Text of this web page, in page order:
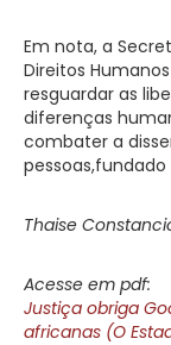
Em nota, a
Direitos
resguardar as
diferenças
combater a
Thaise
Acesse em pdf:
Justiça obriga
africanas (O